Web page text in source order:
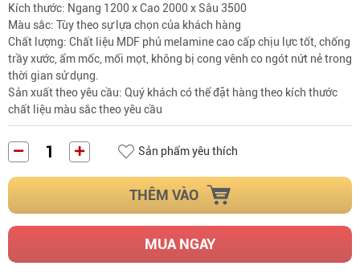
Kích thước: Ngang 1200 x Cao 2000 x Sâu 3500
Màu sắc: Tùy theo sự lựa chọn của khách hàng
Chất lượng: Chất liệu MDF phủ melamine cao cấp chịu lực tốt, chống
trầy xước, ẩm mốc, mối mọt, không bị cong vênh co ngót nứt nẻ trong
thời gian sử dụng.
Sản xuất theo yêu cầu: Quý khách có thể đặt hàng theo kích thước
chất liệu màu sắc theo yêu cầu
Sản phẩm yêu thích
THÊM VÀO
MUA NGAY